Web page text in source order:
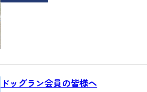
ドッグラン会員の皆様へ